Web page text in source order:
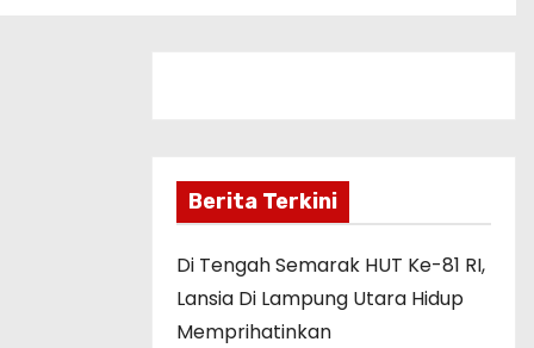
Berita Terkini
Di Tengah Semarak HUT Ke-81 RI,
Lansia Di Lampung Utara Hidup
Memprihatinkan